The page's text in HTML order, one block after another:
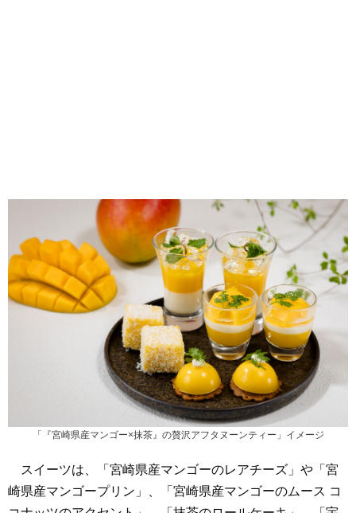
「『宮崎県産マンゴー×抹茶』の贅沢アフタヌーンティー」イメージ
スイーツは、「宮崎県産マンゴーのレアチーズ」や「宮
崎県産マンゴープリン」、「宮崎県産マンゴーのムース コ